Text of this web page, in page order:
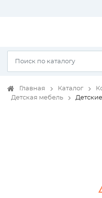
Главная Каталог
Детская мебель